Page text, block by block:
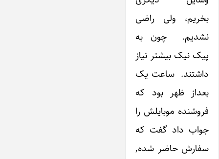
بخریم، ولی راضی
نشدیم. چون به
پیک نیک بیشتر نیاز
داشتند. ساعت یک
بعداز ظهر بود که
فروشنده موبایلش را
جواب داد گفت که
سفارش حاضر شده,